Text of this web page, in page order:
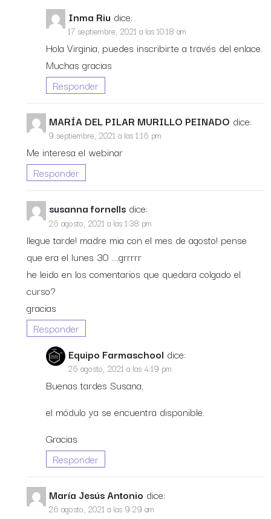
Inma Riu dice:
17 septiembre, 2021 a las 10:18 am
Hola Virginia, puedes inscribirte a través del enlace.
Muchas gracias
Responder
MARÍA DEL PILAR MURILLO PEINADO dice:
9 septiembre, 2021 a las 1:16 pm
Me interesa el webinar
Responder
susanna fornells dice:
26 agosto, 2021 a las 1:38 pm
llegue tarde! madre mia con el mes de agosto! pense
que era el lunes 30 ….grrrrr
he leido en los comentarios que quedara colgado el
curso?
gracias
Responder
Equipo Farmaschool dice:
26 agosto, 2021 a las 4:19 pm
Buenas tardes Susana,
el módulo ya se encuentra disponible.
Gracias
Responder
María Jesús Antonio dice:
26 agosto, 2021 a las 9:29 am